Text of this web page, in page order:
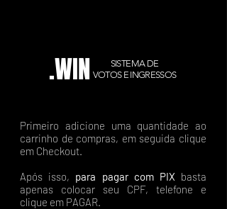
.WIN
SISTEMA DE
VOTOS E INGRESSOS
Primeiro adicione uma quantidade ao
carrinho de compras, em seguida clique
em Checkout.
Após isso, para pagar com PIX basta
apenas colocar seu CPF, telefone e
clique em PAGAR.